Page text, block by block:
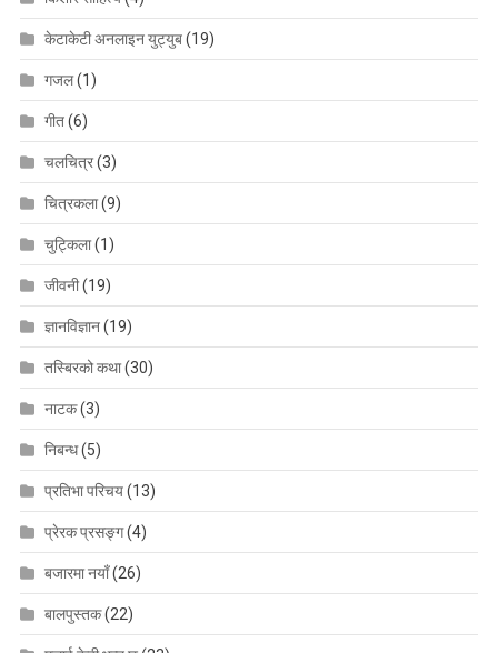
केटाकेटी अनलाइन युट्युब(19)
गजल(1)
गीत(6)
चलचित्र(3)
चित्रकला(9)
चुट्किला(1)
जीवनी(19)
ज्ञानविज्ञान(19)
तस्बिरको कथा(30)
नाटक(3)
निबन्ध(5)
प्रतिभा परिचय(13)
प्रेरक प्रसङ्ग(4)
बजारमा नयाँ(26)
बालपुस्तक(22)